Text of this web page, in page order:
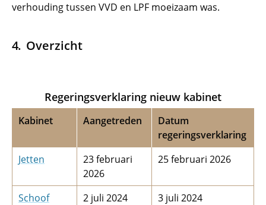
verhouding tussen VVD en LPF moeizaam was.
Overzicht
Regeringsverklaring nieuw kabinet
Kabinet Aangetreden
Datum
regeringsverklaring
Jetten
23 februari
2026
25 februari 2026
Schoof 2 juli 2024
3 juli 2024